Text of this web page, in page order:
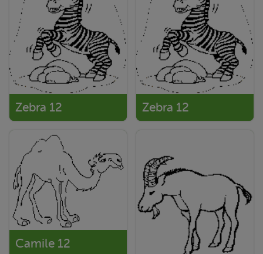
Zebra 12 Zebra 12
Camile 12